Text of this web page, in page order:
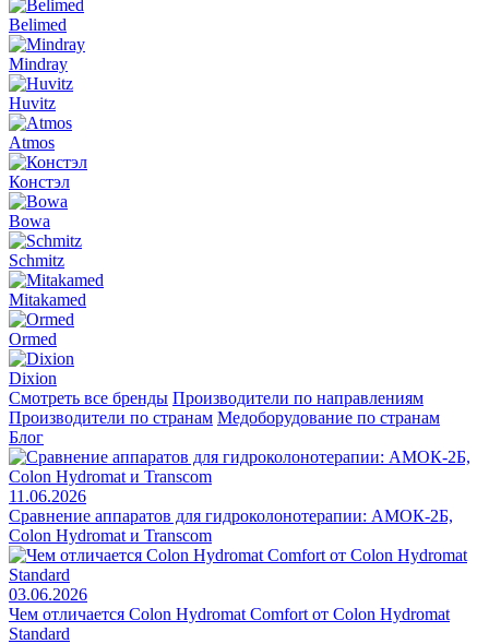
Belimed
Mindray
Huvitz
Atmos
Констэл
Bowa
Schmitz
Mitakamed
Ormed
Dixion
Смотреть все бренды Производители по направлениям
Производители по странам Медоборудование по странам
Блог
11.06.2026
Сравнение аппаратов для гидроколонотерапии: АМОК-2Б,
Colon Hydromat и Transcom
03.06.2026
Чем отличается Colon Hydromat Comfort от Colon Hydromat
Standard